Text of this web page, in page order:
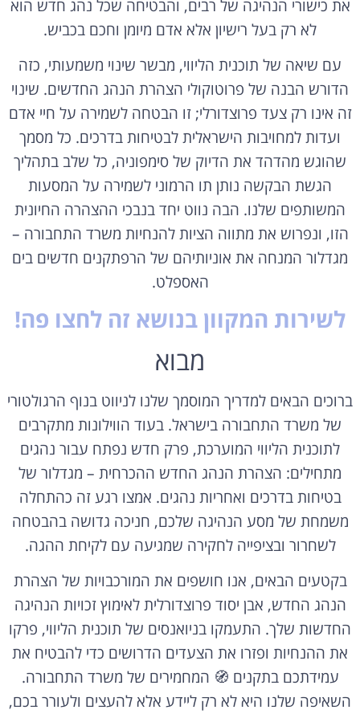
את כישורי הנהיגה של רבים, והבטיחה שכל נהג חדש הוא
לא רק בעל רישיון אלא אדם מיומן וחכם בכביש.
עם שיאה של תוכנית הליווי, מבשר שינוי משמעותי, כזה
הדורש הבנה של פרוטוקולי הצהרת הנהג החדשים. שינוי
זה אינו רק צעד פרוצדורלי; זו הבטחה לשמירה על חיי אדם
ועדות למחויבות הישראלית לבטיחות בדרכים. כל מסמך
שהוגש מהדהד את הדיוק של סימפוניה, כל שלב בתהליך
הגשת הבקשה נותן תו הרמוני לשמירה על המסעות
המשותפים שלנו. הבה נווט יחד בנבכי ההצהרה החיונית
הזו, ונפרוש את מתווה הציות להנחיות משרד התחבורה –
מגדלור המנחה את אוניותיהם של הרפתקנים חדשים בים
האספלט.
לשירות המקוון בנושא זה לחצו פה!
מבוא
ברוכים הבאים למדריך המוסמך שלנו לניווט בנוף הרגולטורי
של משרד התחבורה בישראל. בעוד הווילונות מתקרבים
לתוכנית הליווי המוערכת, פרק חדש נפתח עבור נהגים
מתחילים: הצהרת הנהג החדש ההכרחית – מגדלור של
בטיחות בדרכים ואחריות נהגים. אמצו רגע זה כהתחלה
משמחת של מסע הנהיגה שלכם, חניכה גדושה בהבטחה
לשחרור ובציפייה לחקירה שמגיעה עם לקיחת ההגה.
בקטעים הבאים, אנו חושפים את המורכבויות של הצהרת
הנהג החדש, אבן יסוד פרוצדורלית לאימוץ זכויות הנהיגה
החדשות שלך. התעמקו בניואנסים של תוכנית הליווי, פרקו
את ההנחיות ופזרו את הצעדים הדרושים כדי להבטיח את
עמידתכם בתקנים 🧭 המחמירים של משרד התחבורה.
השאיפה שלנו היא לא רק ליידע אלא להעצים ולעורר בכם,